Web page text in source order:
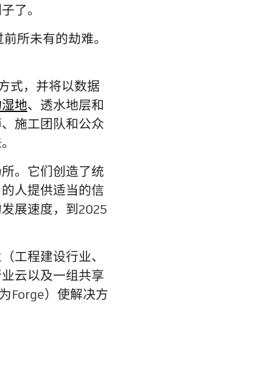
了。
所未有的劫难。
式，并将以数据
地、透水地层和
施工团队和公众
。它们创造了统
人提供适当的信
展速度，到2025
工程建设行业、
云以及一组共享
Forge）使解决方